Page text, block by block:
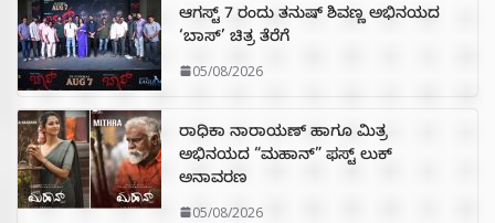
ಆಗಸ್ಟ್ 7 ರಂದು ತನುಷ್ ಶಿವಣ್ಣ ಅಭಿನಯದ
‘ಬಾಸ್’ ಚಿತ್ರ ತೆರೆಗೆ
05/08/2026
ರಾಧಿಕಾ ನಾರಾಯಣ್ ಹಾಗೂ ಮಿತ್ರ
ಅಭಿನಯದ “ಮಹಾನ್” ಫಸ್ಟ್ ಲುಕ್
ಅನಾವರಣ
05/08/2026